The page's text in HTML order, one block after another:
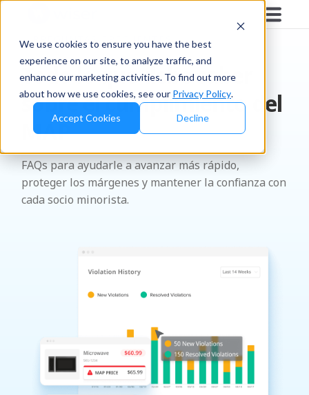
We use cookies to ensure you have the best
experience on our site, to analyze traffic, and
enhance our marketing activities. To find out more
about how we use cookies, see our Privacy Policy.
Accept Cookies Decline
PREGUNTAS FRECUENTES
Todo lo que debe saber
sobre el cumplimiento del
MAP
FAQs para ayudarle a avanzar más rápido,
proteger los márgenes y mantener la confianza con
cada socio minorista.